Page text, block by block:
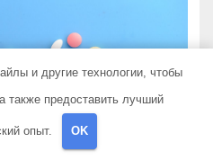
и другие технологии, чтобы
также предоставить лучший
опыт. OK